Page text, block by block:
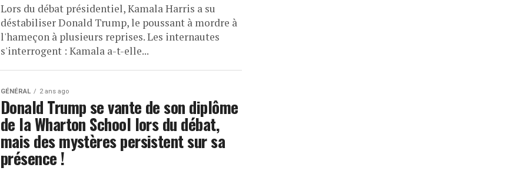
Lors du débat présidentiel, Kamala Harris a su
déstabiliser Donald Trump, le poussant à mordre à
l'hameçon à plusieurs reprises. Les internautes
s'interrogent : Kamala a-t-elle...
GÉNÉRAL 2 ans ago
Donald Trump se vante de son diplôme
de la Wharton School lors du débat,
mais des mystères persistent sur sa
présence !